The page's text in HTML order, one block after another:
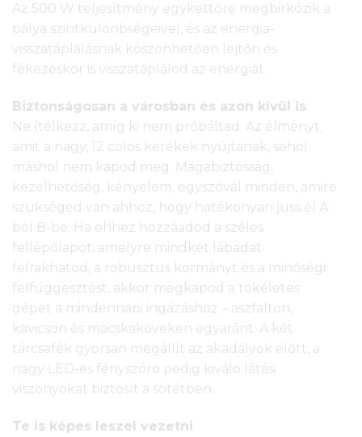
Az 500 W teljesítmény egykettőre megbirkózik a
pálya szintkülönbségeivel, és az energia-
visszatáplálásnak köszönhetően lejtőn és
fékezéskor is visszatáplálod az energiát.
Biztonságosan a városban és azon kívül is
Ne ítélkezz, amíg ki nem próbáltad. Az élményt,
amit a nagy, 12 colos kerekek nyújtanak, sehol
máshol nem kapod meg. Magabiztosság,
kezelhetőség, kényelem, egyszóval minden, amire
szükséged van ahhoz, hogy hatékonyan juss el A-
ból B-be. Ha ehhez hozzáadod a széles
fellépőlapot, amelyre mindkét lábadat
felrakhatod, a robusztus kormányt és a minőségi
felfüggesztést, akkor megkapod a tökéletes
gépet a mindennapi ingázáshoz – aszfalton,
kavicson és macskaköveken egyaránt. A két
tárcsafék gyorsan megállít az akadályok előtt, a
nagy LED-es fényszóró pedig kiváló látási
viszonyokat biztosít a sötétben.
Te is képes leszel vezetni